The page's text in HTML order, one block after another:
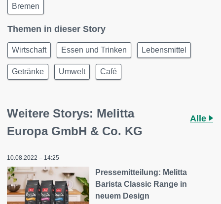
Bremen
Themen in dieser Story
Wirtschaft Essen und Trinken Lebensmittel
Getränke Umwelt Café
Weitere Storys: Melitta
Europa GmbH & Co. KG
Alle
10.08.2022 – 14:25
Pressemitteilung: Melitta
Barista Classic Range in
neuem Design